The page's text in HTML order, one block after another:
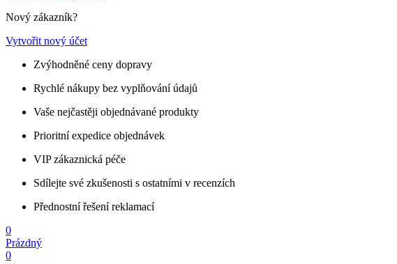
Nový zákazník?
Vytvořit nový účet
Zvýhodněné ceny dopravy
Rychlé nákupy bez vyplňování údajů
Vaše nejčastěji objednávané produkty
Prioritní expedice objednávek
VIP zákaznická péče
Sdílejte své zkušenosti s ostatními v recenzích
Přednostní řešení reklamací
0
Prázdný
0